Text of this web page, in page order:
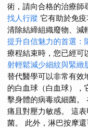
術，請向合格的治療師
找人行蹤 它有助於免疫
清除結締組織廢物、減
提升自信魅力的首選：
療程結束時，您已經可
射輕鬆減少細紋與緊緻
替代醫學可以非常有效
的白血球（白血球），
擊身體的病毒或細菌。
痛且對壓力敏感。 這
菌。 此外，淋巴按摩